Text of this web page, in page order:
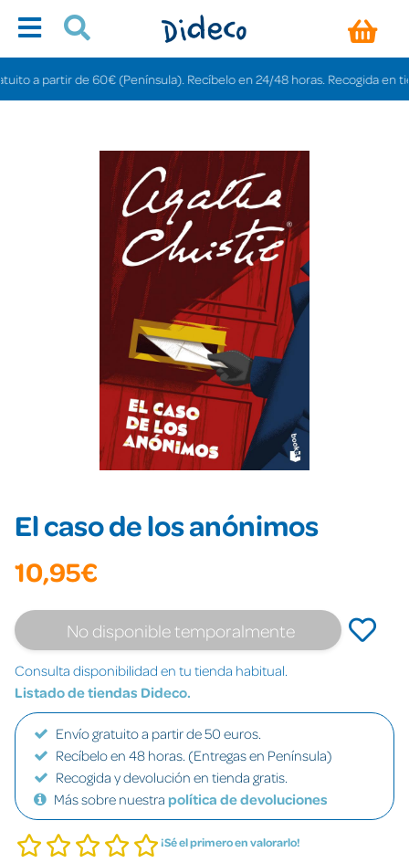
a partir de 60€ (Península). Recíbelo en 24/48 horas. Recogida en
El caso de los anónimos
10,95€
No disponible temporalmente
Consulta disponibilidad en tu tienda habitual.
Listado de tiendas Dideco.
Envío gratuito a partir de 50 euros.
Recíbelo en 48 horas. (Entregas en Península)
Recogida y devolución en tienda gratis.
Más sobre nuestra política de devoluciones
¡Sé el primero en valorarlo!